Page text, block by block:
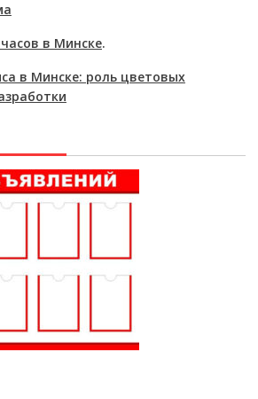
в Минске.
в Минске: роль цветовых